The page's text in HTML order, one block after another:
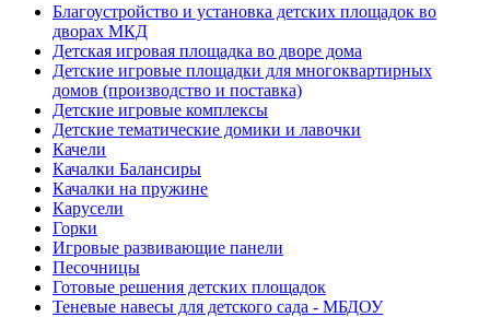
Благоустройство и установка детских площадок во
дворах МКД
Детская игровая площадка во дворе дома
Детские игровые площадки для многоквартирных
домов (производство и поставка)
Детские игровые комплексы
Детские тематические домики и лавочки
Качели
Качалки Балансиры
Качалки на пружине
Карусели
Горки
Игровые развивающие панели
Песочницы
Готовые решения детских площадок
Теневые навесы для детского сада - МБДОУ